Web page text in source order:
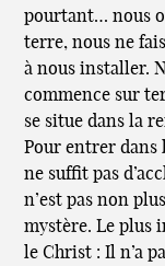
pourtant… nous
terre, nous ne
à nous installer.
commence sur
se situe dans la
Pour entrer dans
ne suffit pas
n’est pas non
mystère. Le plus
le Christ : Il n’a